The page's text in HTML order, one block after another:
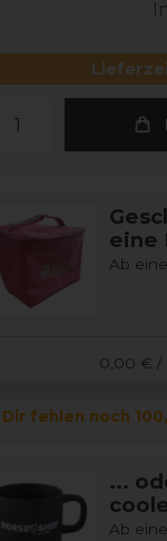
eine
Ab
0,00 € /
Dir fehlen noch
...
Ab